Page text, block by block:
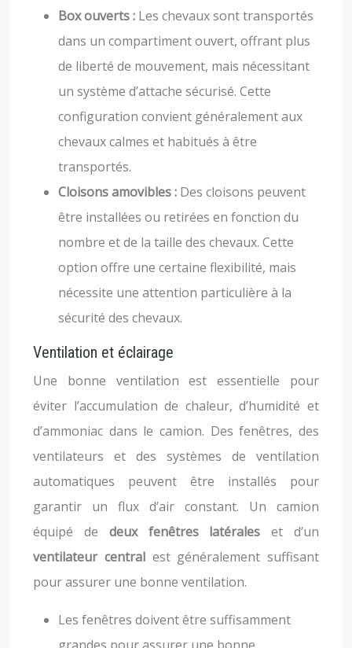
Box ouverts : Les chevaux sont transportés
dans un compartiment ouvert, offrant plus
de liberté de mouvement, mais nécessitant
un système d’attache sécurisé. Cette
configuration convient généralement aux
chevaux calmes et habitués à être
transportés.
Cloisons amovibles : Des cloisons peuvent
être installées ou retirées en fonction du
nombre et de la taille des chevaux. Cette
option offre une certaine flexibilité, mais
nécessite une attention particulière à la
sécurité des chevaux.
Ventilation et éclairage
Une bonne ventilation est essentielle pour
éviter l’accumulation de chaleur, d’humidité et
d’ammoniac dans le camion. Des fenêtres, des
ventilateurs et des systèmes de ventilation
automatiques peuvent être installés pour
garantir un flux d’air constant. Un camion
équipé de deux fenêtres latéraleset d’un
ventilateur central est généralement suffisant
pour assurer une bonne ventilation.
Les fenêtres doivent être suffisamment